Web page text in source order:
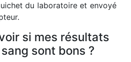
du laboratoire et envoyé
si mes résultats
sont bons ?